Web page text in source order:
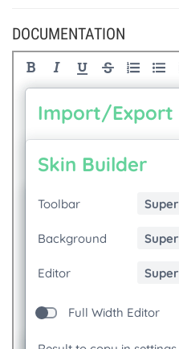
DOCUMENTATION